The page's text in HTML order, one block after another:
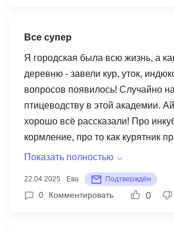
остался навсегда, это очень
вернуться и уточнить что-то.
порадовала, платила помесячно
Сплит.
Все супер
Я городская была всю жизнь, а
деревню - завели кур, уток,
вопросов появилось! Случайно
птицеводству в этой академии.
хорошо всё рассказали! Про
кормление, про то как курятник
построить - всё-всё подробно.
делала. Преподаватель отвечала
вопросы, очень терпеливо
Показать полностью
22.04.2025 Ева Подтверждён
0 Комментировать 0